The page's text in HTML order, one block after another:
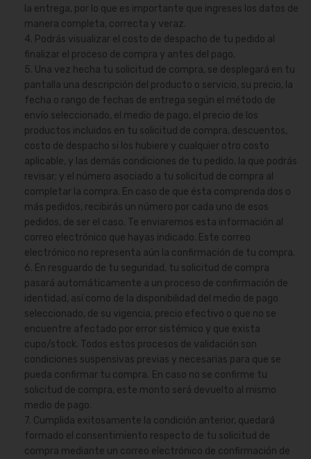
la entrega, por lo que es importante que ingreses los datos de
manera completa, correcta y veraz.
4. Podrás visualizar el costo de despacho de tu pedido al
finalizar el proceso de compra y antes del pago.
5. Una vez hecha tu solicitud de compra, se desplegará en tu
pantalla una descripción del producto o servicio, su precio, la
fecha o rango de fechas de entrega según el método de
envío seleccionado, el medio de pago, el precio de los
productos incluidos en tu solicitud de compra, descuentos,
costo de despacho si los hubiere y cualquier otro costo
aplicable, y las demás condiciones de tu pedido, la que podrás
revisar; y el número asociado a tu solicitud de compra al
completar la compra. En caso de que ésta comprenda dos o
más pedidos, recibirás un número por cada uno de esos
pedidos, de ser el caso. Te enviaremos esta información al
correo electrónico que hayas indicado. Este correo
electrónico no representa aún la confirmación de tu compra.
6. En resguardo de tu seguridad, tu solicitud de compra
pasará automáticamente a un proceso de confirmación de
identidad, así como de la disponibilidad del medio de pago
seleccionado, de su vigencia, precio efectivo o que no se
encuentre afectado por error sistémico y que exista
cupo/stock. Todos estos procesos de validación son
condiciones suspensivas previas y necesarias para que se
pueda confirmar tu compra. En caso no se confirme tu
solicitud de compra, este monto será devuelto al mismo
medio de pago.
7. Cumplida exitosamente la condición anterior, quedará
formado el consentimiento respecto de tu solicitud de
compra mediante un correo electrónico de confirmación de